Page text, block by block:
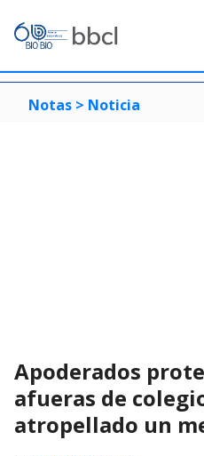
Notas > Noticia
Apoderados
afueras de
atropellado un